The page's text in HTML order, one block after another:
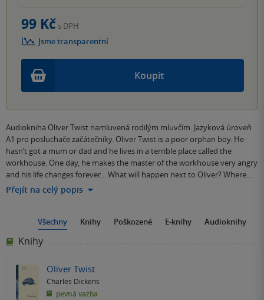
Koupit
99 Kč s DPH
Jsme transparentní
Audiokniha Oliver Twist namluvená rodilým mluvčím. Jazyková úroveň
A1 pro posluchače začátečníky. Oliver Twist is a poor orphan boy. He
hasn’t got a mum or dad and he lives in a terrible place called the
workhouse. One day, he makes the master of the workhouse very angry
and his life changes forever... What will happen next to Oliver? Where…
Přejít na celý popis
Všechny Knihy Poškozené E-knihy Audioknihy
Knihy
Oliver Twist
Charles Dickens
pevná vazba